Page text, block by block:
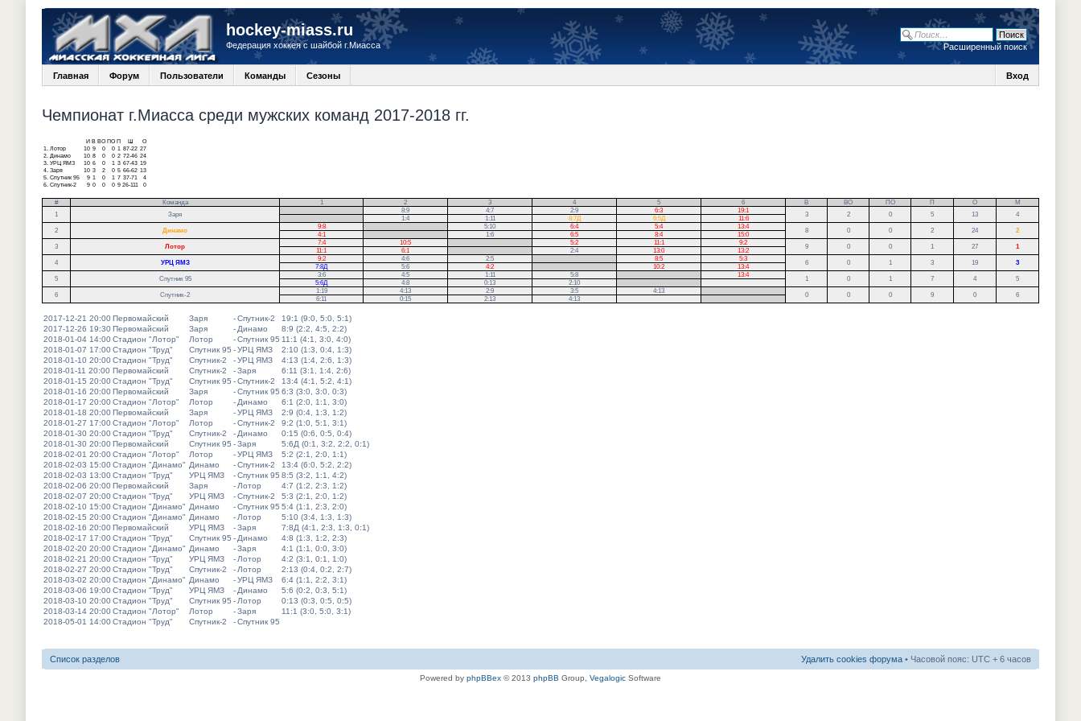
hockey-miass.ru
Федерация хоккея с шайбой г.Миасса Расширенный поиск
Главная Форум Пользователи Команды Сезоны Вход
Чемпионат г.Миасса среди мужских команд 2017-2018 гг.
И В ВО ПО П
О
1.
Лотор 10 9 0 0 1 87-22 27
2.
Динамо 10 8 0 0 2 72-46 24
3. УРЦ ЯМЗ 10 6 0 1 3 67-43 19
4. Заря 10 3 2 0 5 66-62 13
5. Спутник 95 9 1 0 1 7 37-71
4
6. Спутник-2 9 0 0 0 9 26-111 0
# Команда 1 2 3 4 5 6 В ВО ПО П О
М
1
Заря
8:9 4:7 2:9 6:3 19:1
3 2 0 5 13 4
1:4 1:11 8:7Д 6:5Д
11:6
2
Динамо
9:8 5:10 6:4 5:4 13:4
8 0 0 2 24 2
4:1 1:6 6:5 8:4
15:0
3
Лотор
7:4 10:5 5:2 11:1 9:2
9 0 0 1 27 1
11:1 6:1 2:4 13:0
13:2
4
УРЦ ЯМЗ
9:2 4:6 2:5 8:5 5:3
6 0 1 3 19 3
7:8Д 5:6 4:2 10:2
13:4
5
Спутник 95
3:6 4:5 1:11 5:8 13:4
1 0 1 7 4 5
5:6Д 4:8 0:13 2:10
6
Спутник-2
1:19 4:13 2:9 3:5 4:13
0 0 0 9 0 6
6:11 0:15 2:13 4:13
2017-12-21 20:00Первомайский Заря -Спутник-2
19:1 (9:0, 5:0, 5:1)
2017-12-26 19:30Первомайский Заря - Динамо
8:9 (2:2, 4:5, 2:2)
2018-01-04 14:00Стадион "Лотор" Лотор -Спутник 95 11:1 (4:1, 3:0, 4:0)
2018-01-07 17:00Стадион "Труд" Спутник 95 -УРЦ ЯМЗ
2:10 (1:3, 0:4, 1:3)
2018-01-10 20:00Стадион "Труд" Спутник-2 -УРЦ ЯМЗ
4:13 (1:4, 2:6, 1:3)
2018-01-11 20:00 Первомайский Спутник-2 -Заря
6:11 (3:1, 1:4, 2:6)
2018-01-15 20:00Стадион "Труд" Спутник 95 -Спутник-2
13:4 (4:1, 5:2, 4:1)
2018-01-16 20:00Первомайский Заря -Спутник 95 6:3 (3:0, 3:0, 0:3)
2018-01-17 20:00Стадион "Лотор" Лотор - Динамо
6:1 (2:0, 1:1, 3:0)
2018-01-18 20:00Первомайский Заря -УРЦ ЯМЗ
2:9 (0:4, 1:3, 1:2)
2018-01-27 17:00Стадион "Лотор" Лотор -Спутник-2
9:2 (1:0, 5:1, 3:1)
2018-01-30 20:00Стадион "Труд" Спутник-2 - Динамо
0:15 (0:6, 0:5, 0:4)
2018-01-30 20:00Первомайский Спутник 95 -Заря
5:6Д (0:1, 3:2, 2:2, 0:1)
2018-02-01 20:00Стадион "Лотор" Лотор -УРЦ ЯМЗ
5:2 (2:1, 2:0, 1:1)
2018-02-03 15:00Стадион "Динамо" Динамо -Спутник-2
13:4 (6:0, 5:2, 2:2)
2018-02-03 13:00Стадион "Труд" УРЦ ЯМЗ -Спутник 95 8:5 (3:2, 1:1, 4:2)
2018-02-06 20:00Первомайский Заря - Лотор
4:7 (1:2, 2:3, 1:2)
2018-02-07 20:00Стадион "Труд" УРЦ ЯМЗ -Спутник-2
5:3 (2:1, 2:0, 1:2)
2018-02-10 15:00Стадион "Динамо" Динамо -Спутник 95 5:4 (1:1, 2:3, 2:0)
2018-02-15 20:00Стадион "Динамо" Динамо - Лотор
5:10 (3:4, 1:3, 1:3)
2018-02-16 20:00Первомайский УРЦ ЯМЗ -Заря
7:8Д (4:1, 2:3, 1:3, 0:1)
2018-02-17 17:00Стадион "Труд" Спутник 95 - Динамо
4:8 (1:3, 1:2, 2:3)
2018-02-20 20:00Стадион "Динамо" Динамо -Заря
4:1 (1:1, 0:0, 3:0)
2018-02-21 20:00Стадион "Труд" УРЦ ЯМЗ - Лотор
4:2 (3:1, 0:1, 1:0)
2018-02-27 20:00Стадион "Труд" Спутник-2 - Лотор
2:13 (0:4, 0:2, 2:7)
2018-03-02 20:00Стадион "Динамо" Динамо -УРЦ ЯМЗ
6:4 (1:1, 2:2, 3:1)
2018-03-06 19:00Стадион "Труд" УРЦ ЯМЗ - Динамо
5:6 (0:2, 0:3, 5:1)
2018-03-10 20:00Стадион "Труд" Спутник 95 - Лотор
0:13 (0:3, 0:5, 0:5)
2018-03-14 20:00Стадион "Лотор" Лотор -Заря
11:1 (3:0, 5:0, 3:1)
2018-05-01 14:00Стадион "Труд" Спутник-2 -Спутник 95
Список разделов Удалить cookies форума • Часовой пояс: UTC + 6 часов
Powered by phpBBex © 2013 phpBB Group, Vegalogic Software